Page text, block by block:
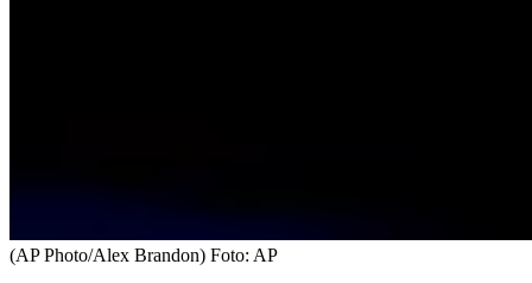
(AP Photo/Alex Brandon) Foto: AP